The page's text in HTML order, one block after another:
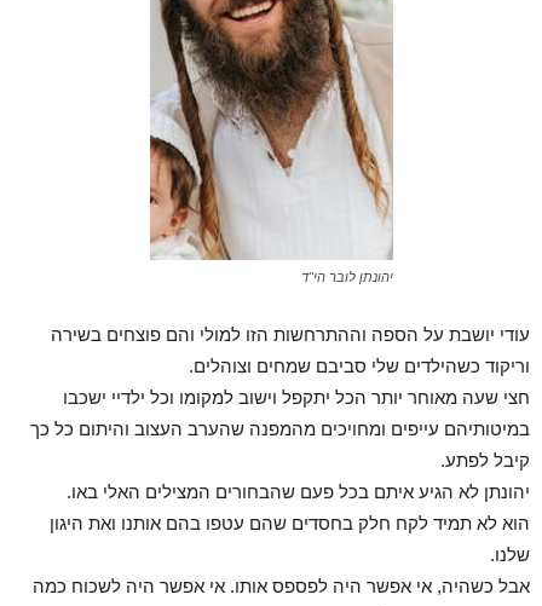
יהונתן לובר הי"ד
עודי יושבת על הספה וההתרחשות הזו למולי והם פוצחים בשירה
וריקוד כשהילדים שלי סביבם שמחים וצוהלים.
חצי שעה מאוחר יותר הכל יתקפל וישוב למקומו וכל ילדיי ישכבו
במיטותיהם עייפים ומחויכים מהמפנה שהערב העצוב והיתום כל כך
קיבל לפתע.
יהונתן לא הגיע איתם בכל פעם שהבחורים המצילים האלי באו.
הוא לא תמיד לקח חלק בחסדים שהם עטפו בהם אותנו ואת היגון
שלנו.
אבל כשהיה, אי אפשר היה לפספס אותו. אי אפשר היה לשכוח כמה